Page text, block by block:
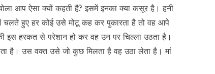
आप ऐसा क्यों कहती है? इसमें इनका क्या कसूर है। हनी
चलते हुए हर कोई उसे मोटू कह कर पुकारता है तो वह आपे
इस हरकत से परेशान हो कर वह उन पर चिल्ला उठता है।
है। उस वक्त उसे जो कुछ मिलता है वह उठा लेता है। मां